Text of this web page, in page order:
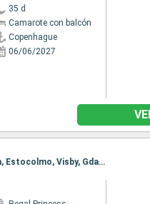
35 d
Camarote con balcón
Copenhague
06/06/2027
Itinerario : Copenhague, Warnemunde, Bornholm, Gdansk, Visby, Tallin, Helsinki, Tallin, Estocolmo, Visby, Gdansk, Bornholm, Arhus, Copenhague, Skagen, Hardangerfjord, Skjolden, Olden, Seydisfjordhur, Akureyri, Isafjordhur, Reykjavik, Isafjordhur, Akureyri, Seydisfjordhur, Islas Orcadas, Invergordon, Edimbourg, Brujas, Southampton, Cornwall, Cobh, Dun Laoghaire, Belfast, Greenock, Southampton, Brujas, Amsterdam, Hamburgo, Skagen, Copenhague